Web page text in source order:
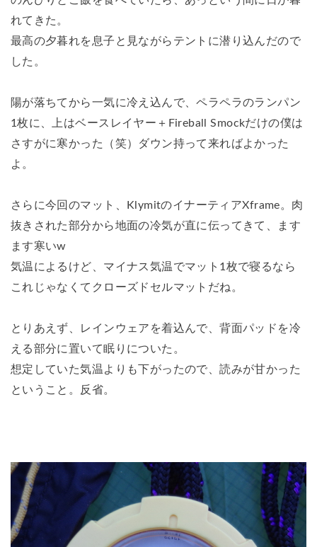
れてきた。
最高の夕暮れを息子と見ながらテントに潜り込んだので
した。
陽が落ちてから一気に冷え込んで、ペラペラのランパン
1枚に、上はベースレイヤー＋Fireball Smockだけの僕は
さすがに寒かった（笑）ダウン持って来ればよかった
よ。
さらに今回のマット、KlymitのイナーティアXframe。肉
抜きされた部分から地面の冷気が直に伝ってきて、ます
ます寒いw
気温によるけど、マイナス気温でマット1枚で寝るなら
これじゃなくてクローズドセルマットだね。
とりあえず、レインウェアを着込んで、背面パッドを冷
える部分に置いて眠りについた。
想定していた気温よりも下がったので、読みが甘かった
ということ。反省。